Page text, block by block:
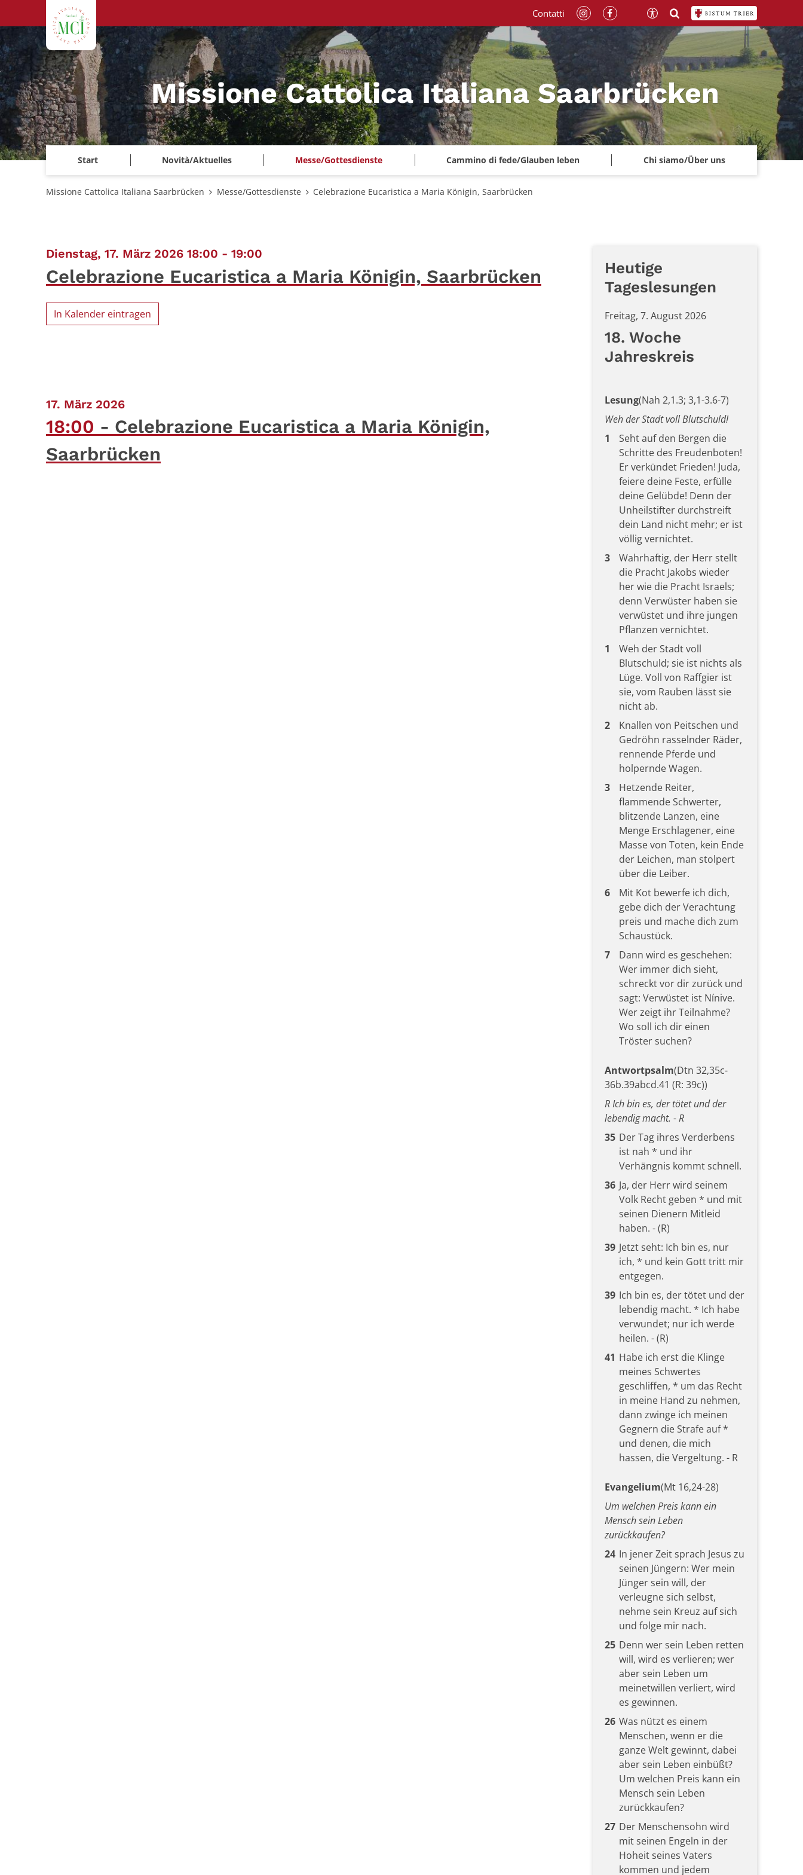
Zum Inhalt springen
Missione Cattolica Italiana Saarbrücken
Start Novità/Aktuelles Messe/Gottesdienste Cammino di fede/Glauben leben Chi siamo/Über uns
Contatti
Missione Cattolica Italiana Saarbrücken Messe/Gottesdienste Celebrazione Eucaristica a Maria Königin, Saarbrücken
Dienstag, 17. März 2026 18:00 - 19:00
Celebrazione Eucaristica a Maria Königin, Saarbrücken
In Kalender eintragen
17. März 2026:
18:00
Celebrazione Eucaristica a Maria Königin,
Saarbrücken
Heutige
Tageslesungen
Freitag, 7. August 2026
18. Woche
Jahreskreis
Lesung(Nah 2,1.3; 3,1-3.6-7)
Weh der Stadt voll Blutschuld!
1
Seht auf den Bergen die
Schritte des Freudenboten!
Er verkündet Frieden! Juda,
feiere deine Feste, erfülle
deine Gelübde! Denn der
Unheilstifter durchstreift
dein Land nicht mehr; er ist
völlig vernichtet.
3
Wahrhaftig, der Herr stellt
die Pracht Jakobs wieder
her wie die Pracht Israels;
denn Verwüster haben sie
verwüstet und ihre jungen
Pflanzen vernichtet.
1
Weh der Stadt voll
Blutschuld; sie ist nichts als
Lüge. Voll von Raffgier ist
sie, vom Rauben lässt sie
nicht ab.
2
Knallen von Peitschen und
Gedröhn rasselnder Räder,
rennende Pferde und
holpernde Wagen.
3
Hetzende Reiter,
flammende Schwerter,
blitzende Lanzen, eine
Menge Erschlagener, eine
Masse von Toten, kein Ende
der Leichen, man stolpert
über die Leiber.
6
Mit Kot bewerfe ich dich,
gebe dich der Verachtung
preis und mache dich zum
Schaustück.
7
Dann wird es geschehen:
Wer immer dich sieht,
schreckt vor dir zurück und
sagt: Verwüstet ist Nínive.
Wer zeigt ihr Teilnahme?
Wo soll ich dir einen
Tröster suchen?
Antwortpsalm(Dtn 32,35c-
36b.39abcd.41 (R: 39c))
R Ich bin es, der tötet und der
lebendig macht. - R
35 Der Tag ihres Verderbens
ist nah * und ihr
Verhängnis kommt schnell.
36 Ja, der Herr wird seinem
Volk Recht geben * und mit
seinen Dienern Mitleid
haben. - (R)
39 Jetzt seht: Ich bin es, nur
ich, * und kein Gott tritt mir
entgegen.
39 Ich bin es, der tötet und der
lebendig macht. * Ich habe
verwundet; nur ich werde
heilen. - (R)
41 Habe ich erst die Klinge
meines Schwertes
geschliffen, * um das Recht
in meine Hand zu nehmen,
dann zwinge ich meinen
Gegnern die Strafe auf *
und denen, die mich
hassen, die Vergeltung. - R
Evangelium(Mt 16,24-28)
Um welchen Preis kann ein
Mensch sein Leben
zurückkaufen?
24 In jener Zeit sprach Jesus zu
seinen Jüngern: Wer mein
Jünger sein will, der
verleugne sich selbst,
nehme sein Kreuz auf sich
und folge mir nach.
25 Denn wer sein Leben retten
will, wird es verlieren; wer
aber sein Leben um
meinetwillen verliert, wird
es gewinnen.
26 Was nützt es einem
Menschen, wenn er die
ganze Welt gewinnt, dabei
aber sein Leben einbüßt?
Um welchen Preis kann ein
Mensch sein Leben
zurückkaufen?
27 Der Menschensohn wird
mit seinen Engeln in der
Hoheit seines Vaters
kommen und jedem